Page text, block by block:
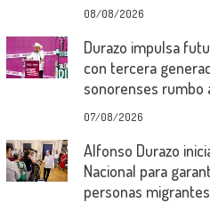
08/08/2026
Durazo impulsa
con tercera
sonorenses rumbo
07/08/2026
Alfonso Durazo
Nacional para
personas migrantes